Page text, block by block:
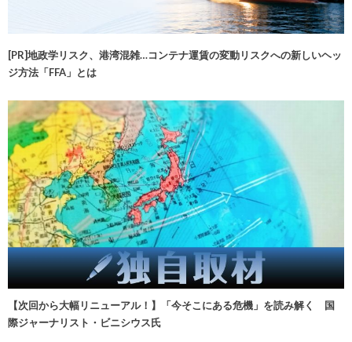
[PR]地政学リスク、港湾混雑…コンテナ運賃の変動リスクへの新しいヘッ
ジ方法「FFA」とは
【次回から大幅リニューアル！】「今そこにある危機」を読み解く 国
際ジャーナリスト・ビニシウス氏